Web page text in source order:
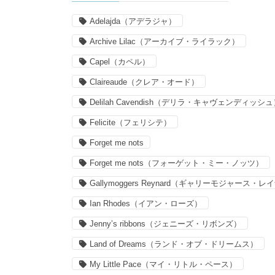
Adelajda（アデラジャ）
Archive Lilac（アーカイブ・ライラック）
Capel（カペル）
Claireaude（クレア・オード）
Delilah Cavendish（デリラ・キャヴェンディッシュ
Felicite（フェリシテ）
Forget me nots
Forget me nots（フォーゲット・ミー・ノッツ）
Gallymoggers Reynard（ギャリーモジャース・レイ
Ian Rhodes（イアン・ローズ）
Jenny’s ribbons（ジェニーズ・リボンズ）
Land of Dreams（ランド・オブ・ドリームス）
My Little Pace（マイ・リトル・ペース）